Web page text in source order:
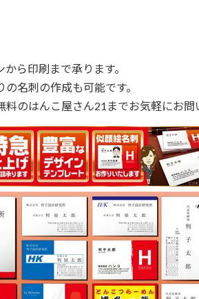
ら印刷まで承ります。
名刺の作成も可能です。
のはんこ屋さん21までお気軽にお問